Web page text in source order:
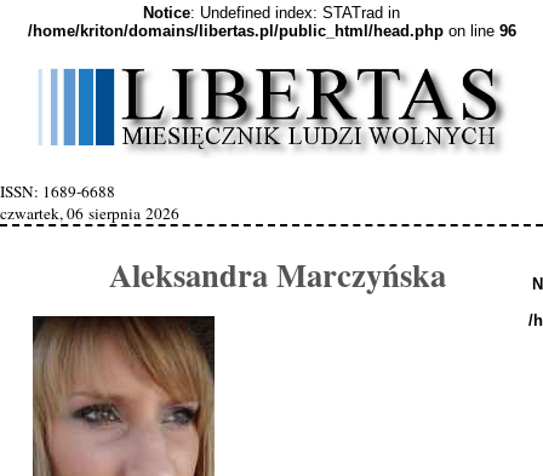
Notice: Undefined index: STATrad in
/home/kriton/domains/libertas.pl/public_html/head.phpon line 96
ISSN: 1689-6688
czwartek, 06 sierpnia 2026
Aleksandra Marczyńska
/